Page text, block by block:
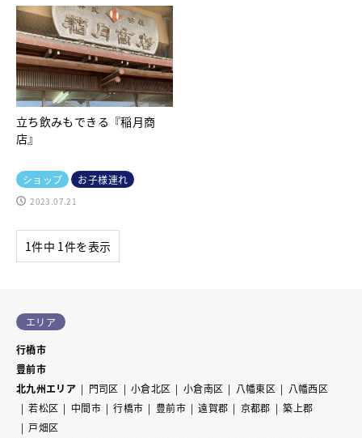
立ち飲みもできる『稲月商
店』
ショップ お子様連れ
2023.07.21
1件中 1件を表示
エリア
行橋市
豊前市
北九州エリア
門司区 小倉北区 小倉南区 八幡東区
八幡西区
若松区
中間市 行橋市 豊前市 遠賀郡 京都郡
築上郡
戸畑区